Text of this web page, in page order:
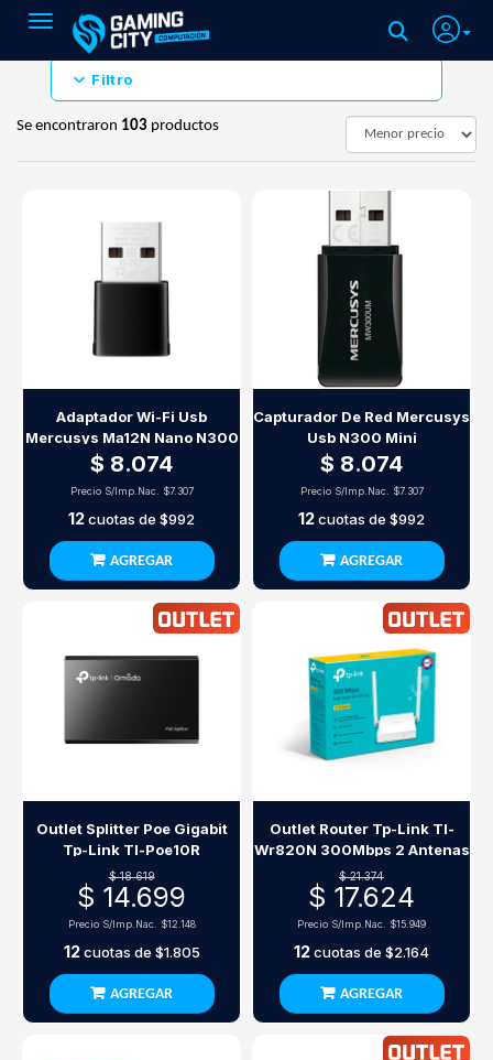
Toggle navigation
Filtro
Se encontraron 103 productos
Adaptador Wi-Fi Usb
Mercusys Ma12N Nano N300
$ 8.074
Precio S/Imp.Nac. $7.307
12cuotas de $992
AGREGAR
Capturador De Red Mercusys
Usb N300 Mini
$ 8.074
Precio S/Imp.Nac. $7.307
12cuotas de $992
AGREGAR
Outlet Splitter Poe Gigabit
Tp-Link Tl-Poe10R
$ 18.619
$ 14.699
Precio S/Imp.Nac. $12.148
12cuotas de $1.805
AGREGAR
Outlet Router Tp-Link Tl-
Wr820N 300Mbps 2 Antenas
$ 21.374
$ 17.624
Precio S/Imp.Nac. $15.949
12cuotas de $2.164
AGREGAR